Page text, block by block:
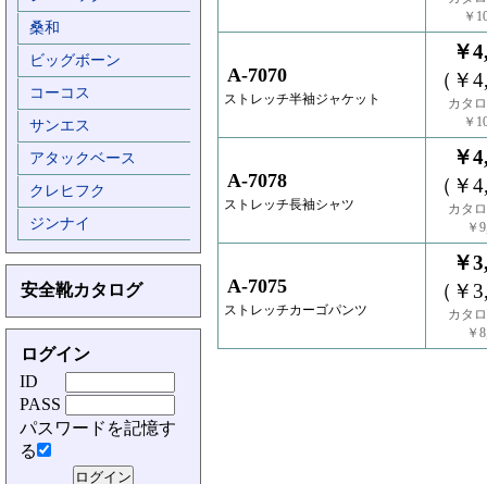
桑和
ビッグボーン
コーコス
サンエス
アタックベース
クレヒフク
ジンナイ
安全靴カタログ
ログイン
ID
PASS
パスワードを記憶す
る
￥
A-7070
ストレッチ半袖ジャケット
￥
（￥
カタ
￥
A-7078
ストレッチ長袖シャツ
￥
（￥
カタ
￥
A-7075
ストレッチカーゴパンツ
￥
（￥
カタ
￥